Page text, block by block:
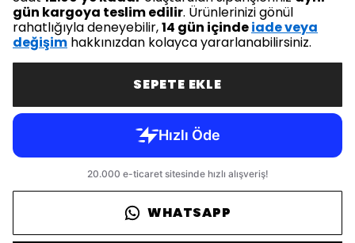
gün kargoya teslim edilir. Ürünlerinizi gönül
rahatlığıyla deneyebilir,14 gün içindeiade veya
değişim hakkınızdan kolayca yararlanabilirsiniz.
SEPETE EKLE
WHATSAPP